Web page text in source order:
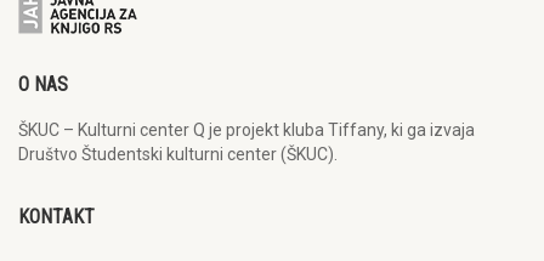
O NAS
ŠKUC – Kulturni center Q je projekt kluba Tiffany, ki ga izvaja
Društvo Študentski kulturni center (ŠKUC).
KONTAKT